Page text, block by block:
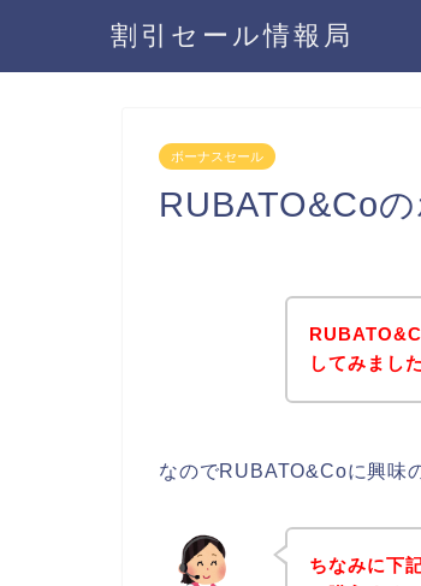
割引セール情報局
ボーナスセール
RUBATO&Co
してみまし
なのでRUBATO&Coに興味
ちなみに下